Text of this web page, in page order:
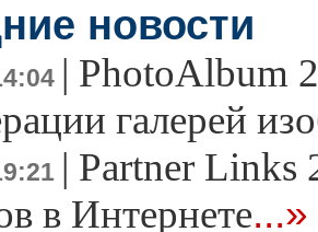
новости
| PhotoAlbum
галерей
| Partner Links
в Интернете...»